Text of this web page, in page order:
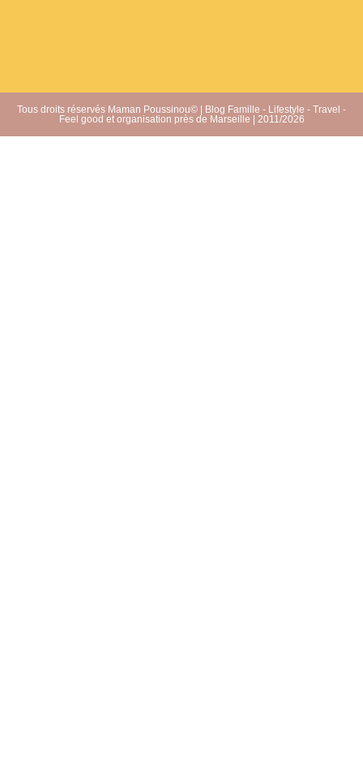
Tous droits réservés Maman Poussinou© | Blog Famille - Lifestyle - Travel -
Feel good et organisation près de Marseille | 2011/2026